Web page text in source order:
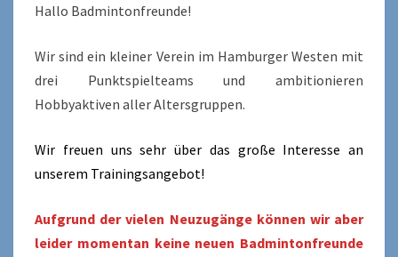
Hallo Badmintonfreunde!
Wir sind ein kleiner Verein im Hamburger Westen mit
drei Punktspielteams und ambitionieren
Hobbyaktiven aller Altersgruppen.
Wir freuen uns sehr über das große Interesse an
unserem Trainingsangebot!
Aufgrund der vielen Neuzugänge können wir aber
leider momentan keine neuen Badmintonfreunde